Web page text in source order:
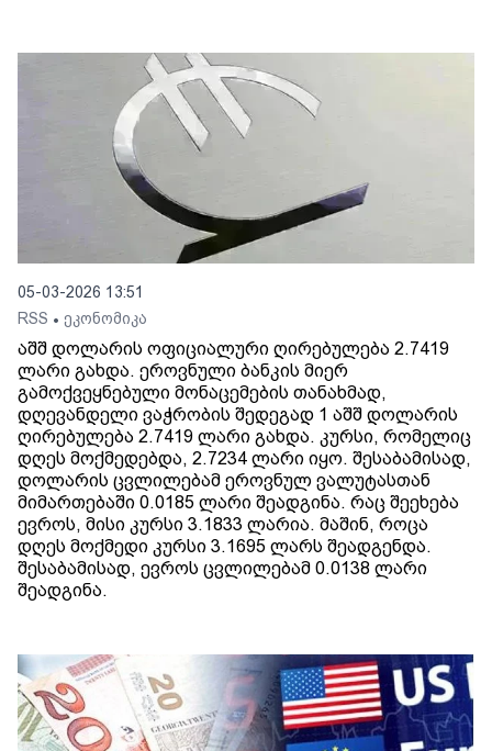
05-03-2026 13:51
RSS • ეკონომიკა
აშშ დოლარის ოფიციალური ღირებულება 2.7419
ლარი გახდა. ეროვნული ბანკის მიერ
გამოქვეყნებული მონაცემების თანახმად,
დღევანდელი ვაჭრობის შედეგად 1 აშშ დოლარის
ღირებულება 2.7419 ლარი გახდა. კურსი, რომელიც
დღეს მოქმედებდა, 2.7234 ლარი იყო. შესაბამისად,
დოლარის ცვლილებამ ეროვნულ ვალუტასთან
მიმართებაში 0.0185 ლარი შეადგინა. რაც შეეხება
ევროს, მისი კურსი 3.1833 ლარია. მაშინ, როცა
დღეს მოქმედი კურსი 3.1695 ლარს შეადგენდა.
შესაბამისად, ევროს ცვლილებამ 0.0138 ლარი
შეადგინა.